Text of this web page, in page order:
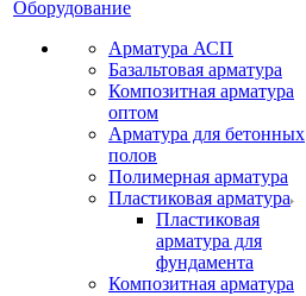
Оборудование
Арматура АСП
Базальтовая арматура
Композитная арматура
оптом
Арматура для бетонных
полов
Полимерная арматура
Пластиковая арматура
Пластиковая
арматура для
фундамента
Композитная арматура